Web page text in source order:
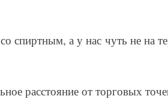
спиртным, а у нас чуть не на
расстояние от торговых